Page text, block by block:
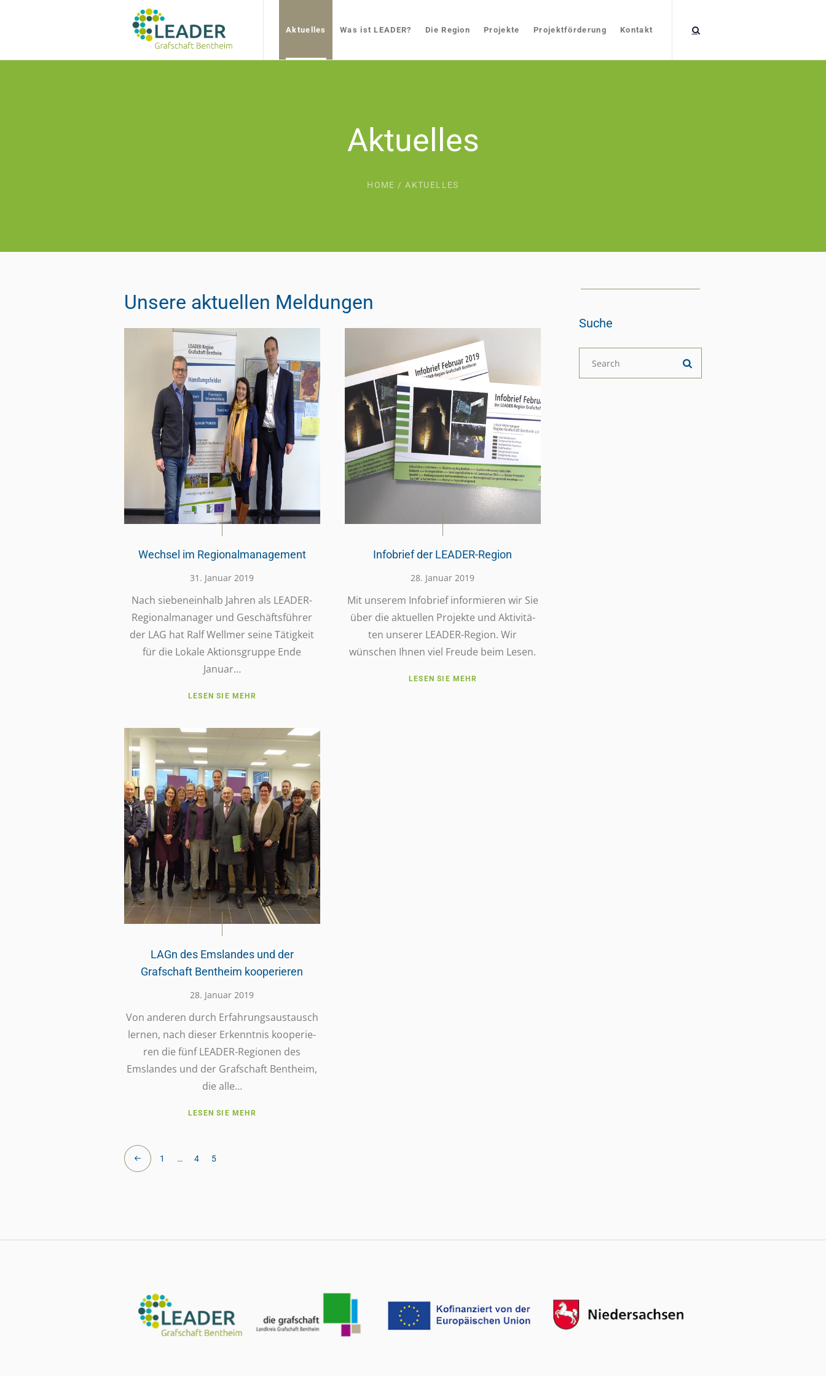
Aktuelles Was ist LEADER? Die Region Projekte Projektförderung Kontakt
Aktuelles
HOME / AKTUELLES
Unsere aktuellen Meldungen
Wechsel im Regionalmanagement
31. Januar 2019
Nach sieben­ein­halb Jahren als LEADER-
Regio­nal­­ma­na­­ger und Geschäfts­füh­rer
der LAG hat Ralf Wellmer seine Tätig­keit
für die Lokale Akti­ons­gruppe Ende
Januar…
LESEN SIE MEHR
Infobrief der LEADER-Region
28. Januar 2019
Mit unserem Info­brief infor­mie­ren wir Sie
über die aktu­el­len Projekte und Akti­vi­tä­
ten unserer LEADER-Region. Wir
wünschen Ihnen viel Freude beim Lesen.
LESEN SIE MEHR
LAGn des Emslandes und der
Grafschaft Bentheim kooperieren
28. Januar 2019
Von anderen durch Erfah­rungs­aus­tausch
lernen, nach dieser Erkennt­nis koope­rie­
ren die fünf LEADER-Regio­­nen des
Emslan­des und der Graf­schaft Bent­heim,
die alle…
LESEN SIE MEHR
1 … 4 5
Suche